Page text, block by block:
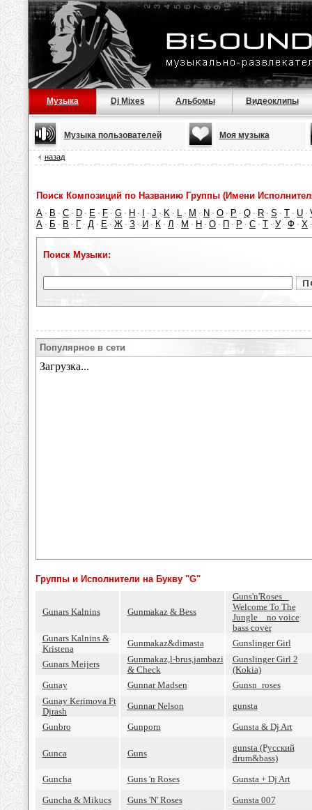
Музыка Dj Mixes Альбомы Видеоклипы
Музыка пользователей Моя музыка
назад
Поиск Композиций по Названию Группы (Имени
A · B · C · D · E · F · G · H · · J · K · L · M · N · O · P · Q · R · S · T · U ·
А · Б · В · Г · Д · Е · Ж · З · И · К · Л · М · Н · О · П · Р · С · Т · У · Ф · Х
Поиск Музыки:
Популярное в сети
Группы и Исполнители на Букву "G"
Gunars Kalnins Gunmakaz & Bess
Guns'n'Roses _
Welcome To The
Jungle _ no voice
bass cover
Gunars Kalnins &
Kristena
Gunmakaz&dimasta
Gunslinger Girl
Gunars Meijers
Gunmakaz,l-brus,jambazi
& Check
Gunslinger Girl 2
(Kokia)
Gunay
Gunnar Madsen
Gunsn_roses
Gunay Kerimova Ft
Djrash
Gunnar Nelson
gunsta
Gunbro
Gunporn Gunsta & Dj Art
Gunca Guns
gunsta (Русский
drum&bass)
Guncha
Guns 'n Roses
Gunsta + Dj Art
Guncha & Mikucs
Guns 'N' Roses
Gunsta 007